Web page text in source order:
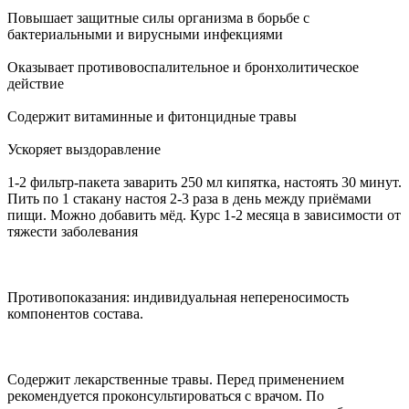
Повышает защитные силы организма в борьбе с
бактериальными и вирусными инфекциями
Оказывает противовоспалительное и бронхолитическое
действие
Содержит витаминные и фитонцидные травы
Ускоряет выздоравление
1-2 фильтр-пакета заварить 250 мл кипятка, настоять 30 минут.
Пить по 1 стакану настоя 2-3 раза в день между приёмами
пищи. Можно добавить мёд. Курс 1-2 месяца в зависимости от
тяжести заболевания
Противопоказания: индивидуальная непереносимость
компонентов состава.
Содержит лекарственные травы. Перед применением
рекомендуется проконсультироваться с врачом. По